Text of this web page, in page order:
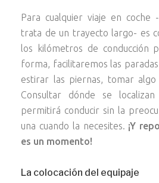
Para cualquier viaje en coche
trata de un trayecto largo- es
los kilómetros de conducción
forma, facilitaremos las
estirar las piernas, tomar
Consultar dónde se
permitirá conducir sin la
una cuando la necesites. ¡Y
es un momento!
La colocación del equipaje